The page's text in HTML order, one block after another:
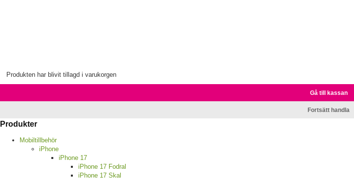
Produkten har blivit tillagd i varukorgen
Gå till kassan
Fortsätt handla
Produkter
Mobiltillbehör
iPhone
iPhone 17
iPhone 17 Fodral
iPhone 17 Skal